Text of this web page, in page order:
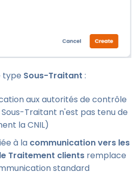
type Sous-Traitant :
aux autorités de contrôle
Traitant n'est pas tenu de
la CNIL)
à la communication vers les
Traitement clients remplace
standard